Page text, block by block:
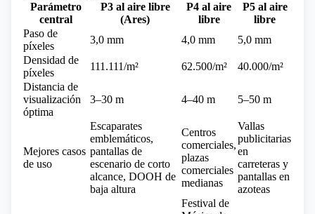
Parámetro
central
P3 al aire libre
(Ares)
P4 al aire
libre
P5 al aire
libre
Paso de
píxeles
3,0 mm 4,0 mm
5,0 mm
Densidad de
píxeles
111.111/m² 62.500/m²
40.000/m²
Distancia de
visualización
óptima
3–30 m 4–40 m 5–50 m
Mejores casos
de uso
Escaparates
emblemáticos,
pantallas de
escenario de corto
alcance, DOOH de
baja altura
Centros
comerciales,
plazas
comerciales
medianas
Vallas
publicitarias
en
carreteras y
pantallas en
azoteas
Festival de